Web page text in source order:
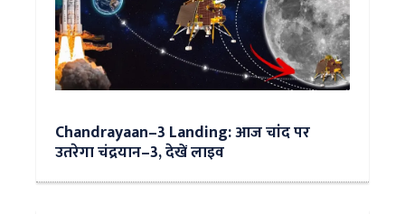
Chandrayaan–3 Landing: आज चांद पर
उतरेगा चंद्रयान–3, देखें लाइव